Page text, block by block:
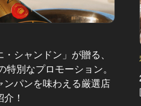
シャンドン」が贈る、
特別なプロモーション。
ンパンを味わえる厳選店
！